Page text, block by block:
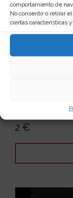
comportamiento de
No consentir o retirar
ciertas características
Cubierta
en el suelo se
2 €